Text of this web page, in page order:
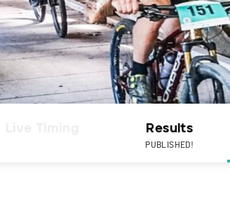
Results
PUBLISHED!